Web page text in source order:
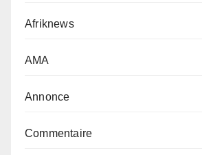
Afriknews
AMA
Annonce
Commentaire